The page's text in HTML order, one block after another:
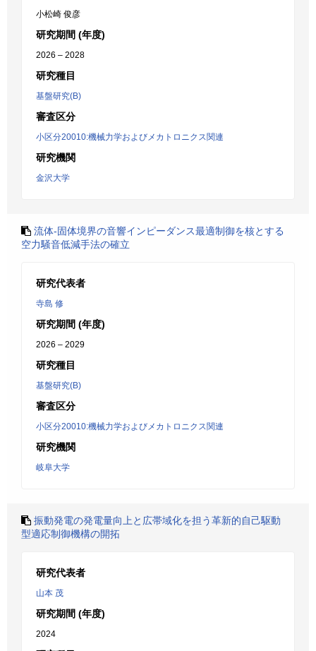
小松崎 俊彦
研究期間 (年度)
2026 – 2028
研究種目
基盤研究(B)
審査区分
小区分20010:機械力学およびメカトロニクス関連
研究機関
金沢大学
流体-固体境界の音響インピーダンス最適制御を核とする
空力騒音低減手法の確立
研究代表者
寺島 修
研究期間 (年度)
2026 – 2029
研究種目
基盤研究(B)
審査区分
小区分20010:機械力学およびメカトロニクス関連
研究機関
岐阜大学
振動発電の発電量向上と広帯域化を担う革新的自己駆動
型適応制御機構の開拓
研究代表者
山本 茂
研究期間 (年度)
2024